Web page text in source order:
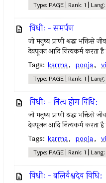
Type: PAGE | Rank: 1 |
विधीः - समर्पण
जो मनुष्य प्राणी श्रद्धा भक्तिसे
देवपूजन आदि नित्यकर्म करता है
Tags: karma, pooja,
Type: PAGE | Rank: 1 |
विधीः - नित्य होम विधि:
जो मनुष्य प्राणी श्रद्धा भक्तिसे
देवपूजन आदि नित्यकर्म करता है
Tags: karma, pooja,
Type: PAGE | Rank: 1 |
विधीः - बलिवैश्वदेव विधि: